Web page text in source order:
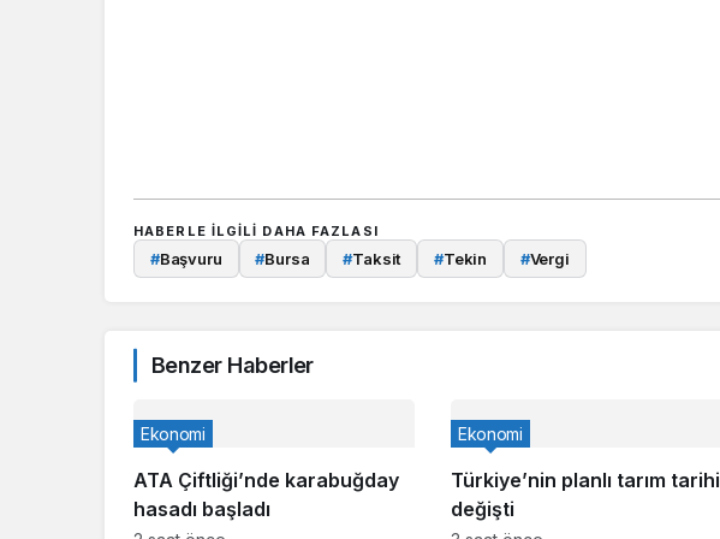
HABERLE ILGILI DAHA FAZLASI
#Başvuru #Bursa #Taksit #Tekin #Vergi
Benzer Haberler
ATA Çiftliği’nde karabuğday
hasadı başladı
Ekonomi
Türkiye’nin planlı tarım tarihi
değişti
Ekonomi